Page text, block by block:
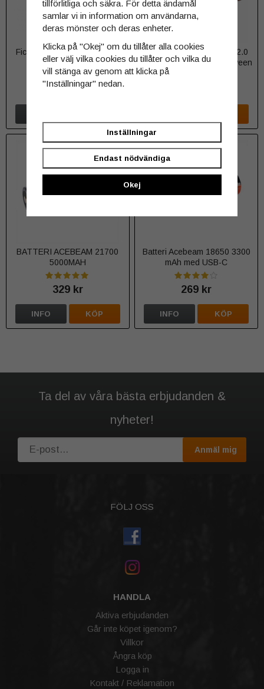
Ficklampa Acebeam L35 2.0
5000 lumen 6500K
1 199 kr
Ficklampa Acebeam L35 2.0
5000 lumen 4000K Halloween
camo Limited edition - Varmvit
BATTERI ACEBEAM 21700
5000MAH
329 kr
INFO KÖP
Batteri Acebeam 18650 3300
mAh med USB-C
269 kr
INFO KÖP
Ta del av våra bästa erbjudanden &
nyheter!
Anmäl mig
FÖLJ OSS
HANDLA
Aktiva erbjudanden
Går inte köpet igenom?
Villkor
Ångra köp
Logga in
Kontakt / Reklamation
tillförlitliga och säkra. För detta ändamål
samlar vi in information om användarna,
deras mönster och deras enheter.
Klicka på "Okej" om du tillåter alla cookies
eller välj vilka cookies du tillåter och vilka du
vill stänga av genom att klicka på
"Inställningar" nedan.
Inställningar
Endast nödvändiga
Okej